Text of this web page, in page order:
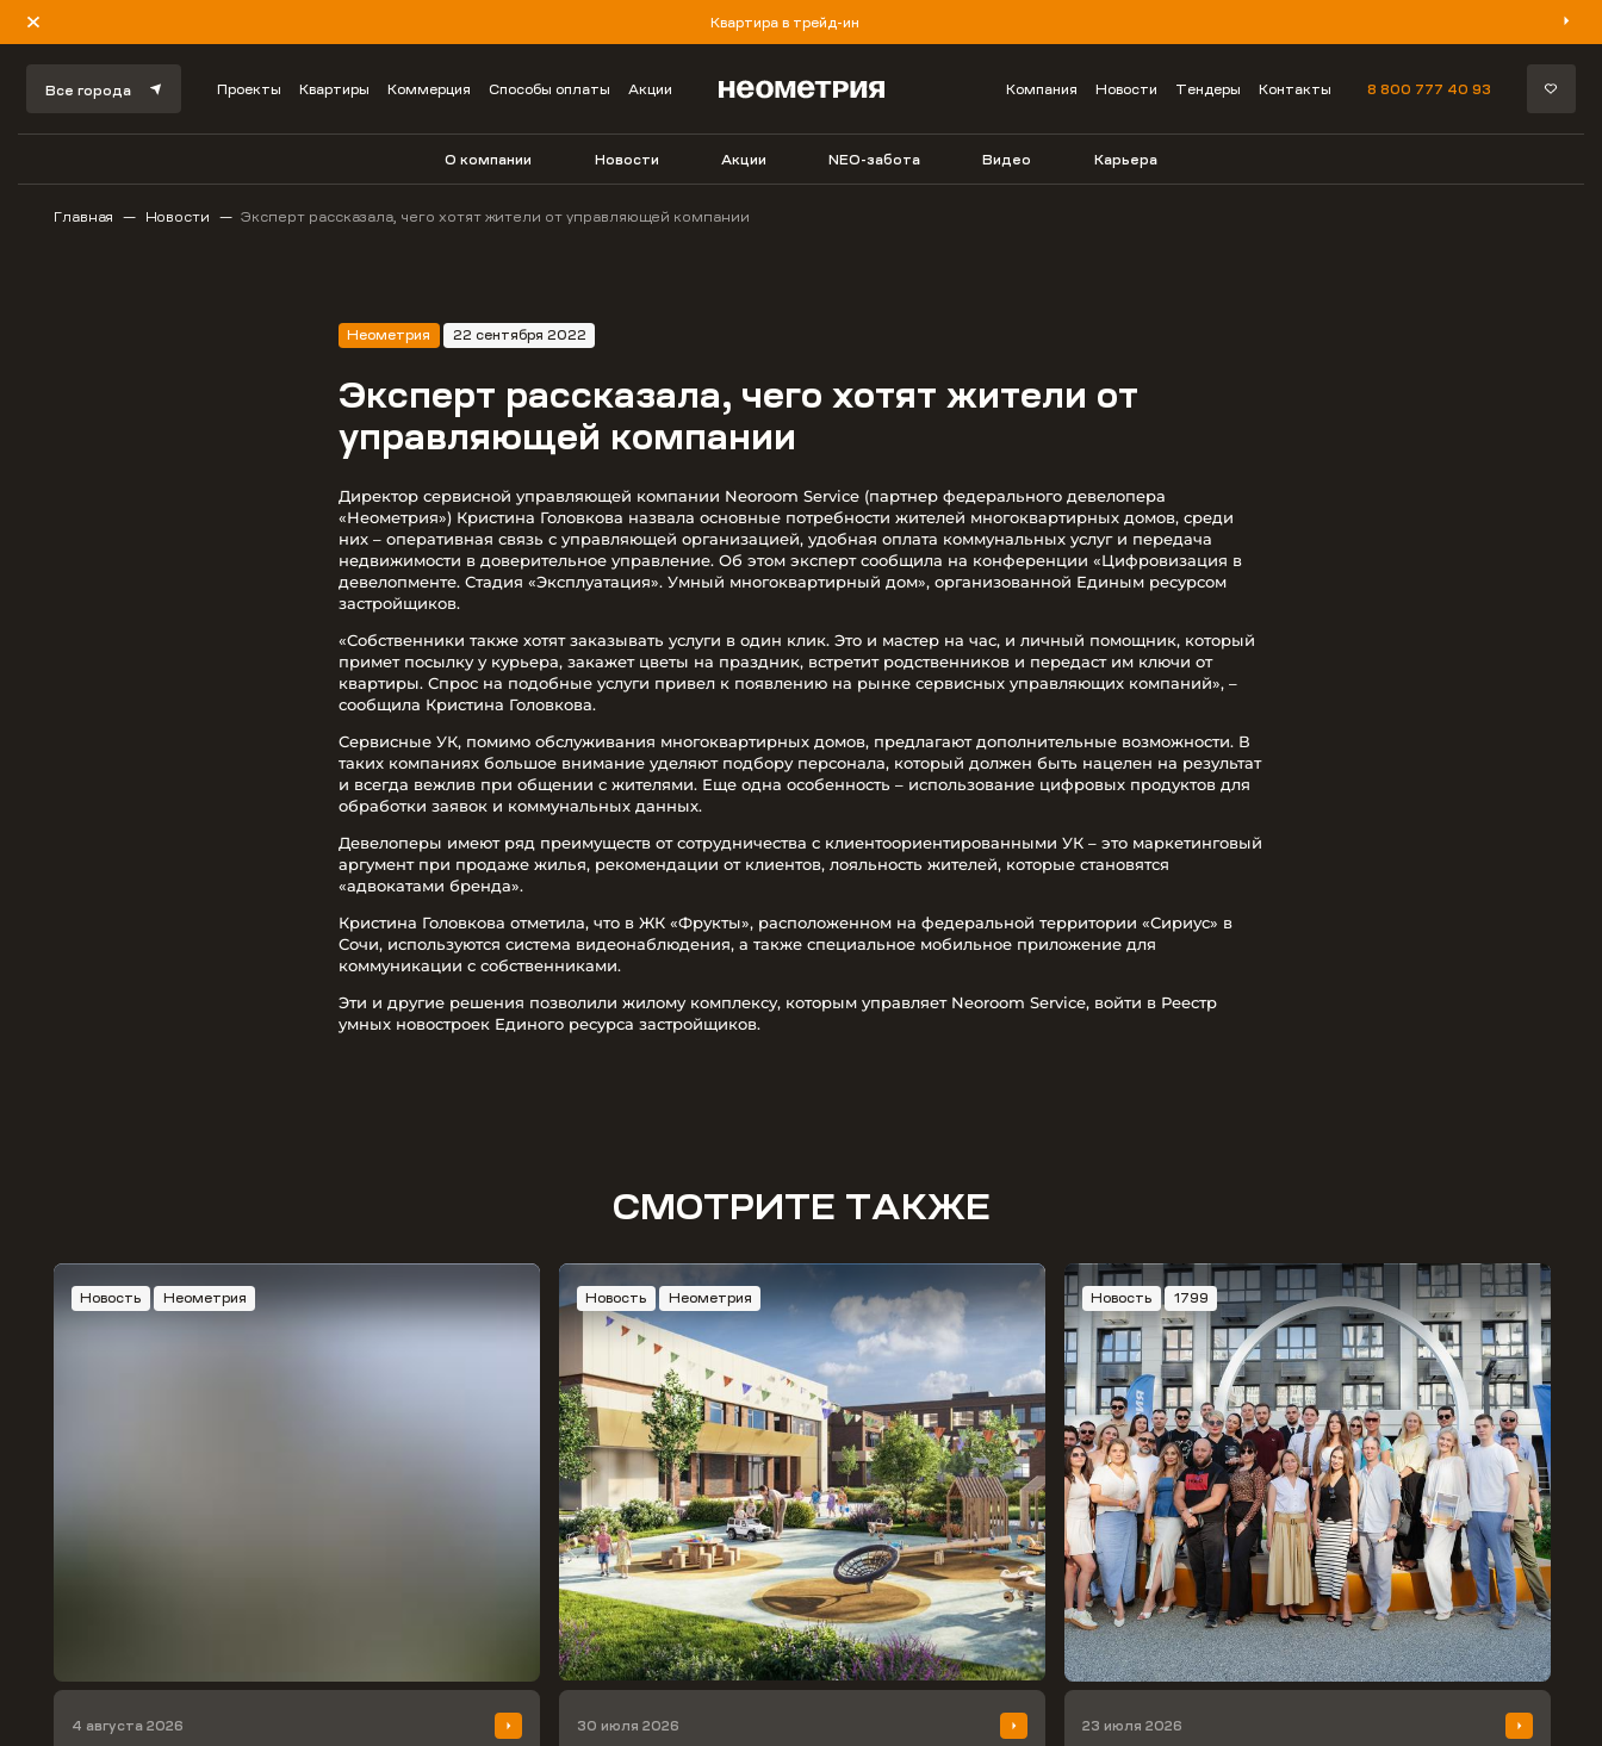
Квартира в трейд-ин
Все города Проекты Квартиры Коммерция Способы оплаты Акции Компания Новости Тендеры Контакты 8 800 777 40 93
О компании Новости Акции NEO-забота Видео Карьера
Главная Новости Эксперт рассказала, чего хотят жители от управляющей компании
Неометрия 22 сентября 2022
Эксперт рассказала, чего хотят жители от
управляющей компании
Директор сервисной управляющей компании Neoroom Service (партнер федерального девелопера
«Неометрия») Кристина Головкова назвала основные потребности жителей многоквартирных домов, среди
них – оперативная связь с управляющей организацией, удобная оплата коммунальных услуг и передача
недвижимости в доверительное управление. Об этом эксперт сообщила на конференции «Цифровизация в
девелопменте. Стадия «Эксплуатация». Умный многоквартирный дом», организованной Единым ресурсом
застройщиков.
«Собственники также хотят заказывать услуги в один клик. Это и мастер на час, и личный помощник, который
примет посылку у курьера, закажет цветы на праздник, встретит родственников и передаст им ключи от
квартиры. Спрос на подобные услуги привел к появлению на рынке сервисных управляющих компаний», –
сообщила Кристина Головкова.
Сервисные УК, помимо обслуживания многоквартирных домов, предлагают дополнительные возможности. В
таких компаниях большое внимание уделяют подбору персонала, который должен быть нацелен на результат
и всегда вежлив при общении с жителями. Еще одна особенность – использование цифровых продуктов для
обработки заявок и коммунальных данных.
Девелоперы имеют ряд преимуществ от сотрудничества с клиентоориентированными УК – это маркетинговый
аргумент при продаже жилья, рекомендации от клиентов, лояльность жителей, которые становятся
«адвокатами бренда».
Кристина Головкова отметила, что в ЖК «Фрукты», расположенном на федеральной территории «Сириус» в
Сочи, используются система видеонаблюдения, а также специальное мобильное приложение для
коммуникации с собственниками.
Эти и другие решения позволили жилому комплексу, которым управляет Neoroom Service, войти в Реестр
умных новостроек Единого ресурса застройщиков.
СМОТРИТЕ ТАКЖЕ
Новость Неометрия
4 августа 2026
Новость Неометрия
30 июля 2026
Новость 1799
23 июля 2026